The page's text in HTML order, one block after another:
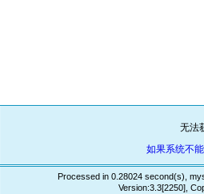
无法
如果系统不
Processed in 0.28024 second(s),
Version:3.3[2250],